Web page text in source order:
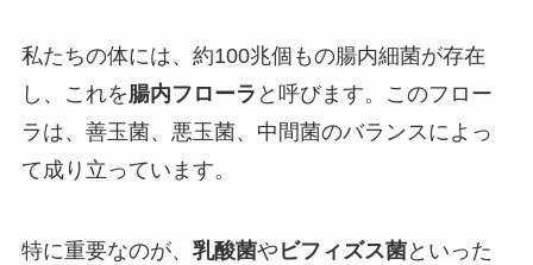
私たちの体には、約100兆個もの腸内細菌が存在
し、これを腸内フローラ と呼びます。このフロー
ラは、善玉菌、悪玉菌、中間菌のバランスによっ
て成り立っています。
特に重要なのが、 乳酸菌や ビフィズス菌といった